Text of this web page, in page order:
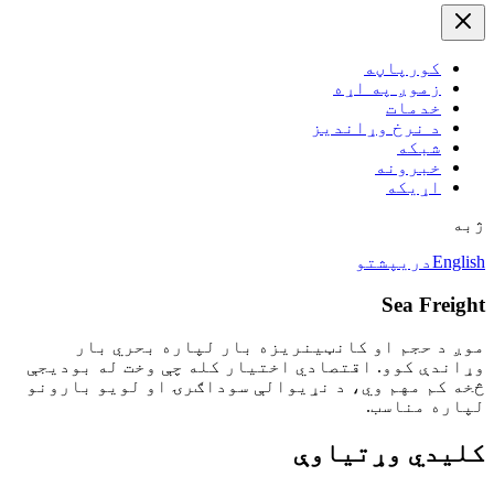
کورپاڼه
زموږ په اړه
خدمات
د نرخ وړاندیز
شبکه
خبرونه
اړیکه
دریپشتو
Sea
د حجم او کانټینريزه بار لپاره بحري بار
کوو. اقتصادي اختیار کله چې وخت له بودیجې
کم مهم وي، د نړیوالې سوداګرۍ او لویو بارونو
مناسب.
وړتیاوې